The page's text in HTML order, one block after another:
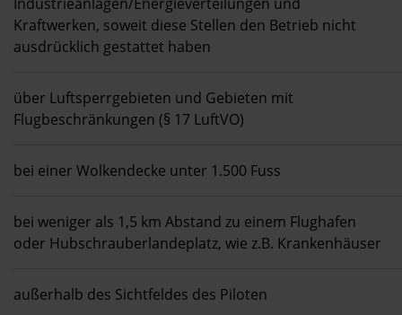
Kraftwerken, soweit diese Stellen den Betrieb nicht
ausdrücklich gestattet haben
über Luftsperrgebieten und Gebieten mit
Flugbeschränkungen (§ 17 LuftVO)
bei einer Wolkendecke unter 1.500 Fuss
bei weniger als 1,5 km Abstand zu einem Flughafen
oder Hubschrauberlandeplatz, wie z.B. Krankenhäuser
außerhalb des Sichtfeldes des Piloten